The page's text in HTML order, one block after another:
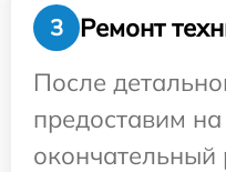
3
Ремонт
После
предоставим
окончательный